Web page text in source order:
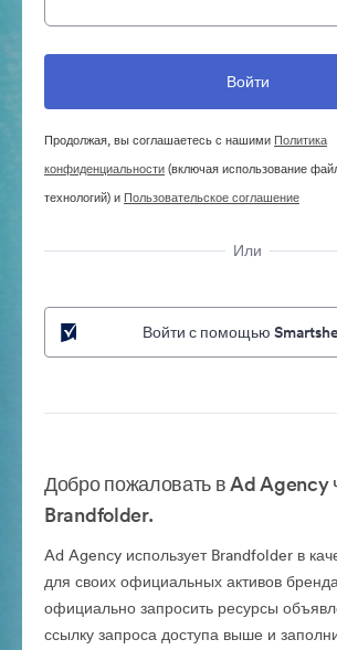
Продолжая, вы соглашаетесь с нашими Политика
конфиденциальности(включая использование
технологий) и Пользовательское соглашение
Или
Войти с помощью
Добро пожаловать в Ad Agency
Brandfolder.
Ad Agency использует Brandfolder в
для своих официальных активов
официально запросить ресурсы
ссылку запроса доступа выше и